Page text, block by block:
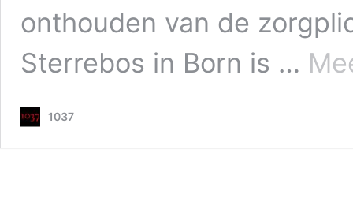
onthouden van de
Sterrebos in Born is …
1037